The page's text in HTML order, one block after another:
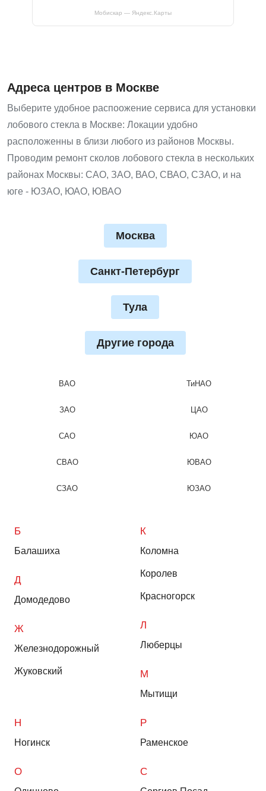
Мобискар — Яндекс.Карты
Адреса центров в Москве
Выберите удобное распоожение сервиса для установки
лобового стекла в Москве: Локации удобно
расположенны в близи любого из районов Москвы.
Проводим ремонт сколов лобового стекла в нескольких
районах Москвы: САО, ЗАО, ВАО, СВАО, СЗАО, и на
юге - ЮЗАО, ЮАО, ЮВАО
Москва
Санкт-Петербург
Тула
Другие города
ВАО
ЗАО
САО
СВАО
СЗАО
ТиНАО
ЦАО
ЮАО
ЮВАО
ЮЗАО
Б
Балашиха
Д
Домодедово
Ж
Железнодорожный
Жуковский
К
Коломна
Королев
Красногорск
Л
Люберцы
М
Мытищи
Н
Ногинск
О
Р
Раменское
С